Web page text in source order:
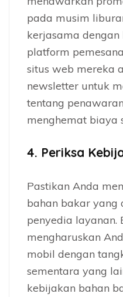
pada musim
kerjasama
platform
situs web mereka
newsletter untuk
tentang
menghemat biaya
4. Periksa
Pastikan Anda
bahan bakar yang
penyedia layanan.
mengharuskan
mobil dengan
sementara yang
kebijakan bahan